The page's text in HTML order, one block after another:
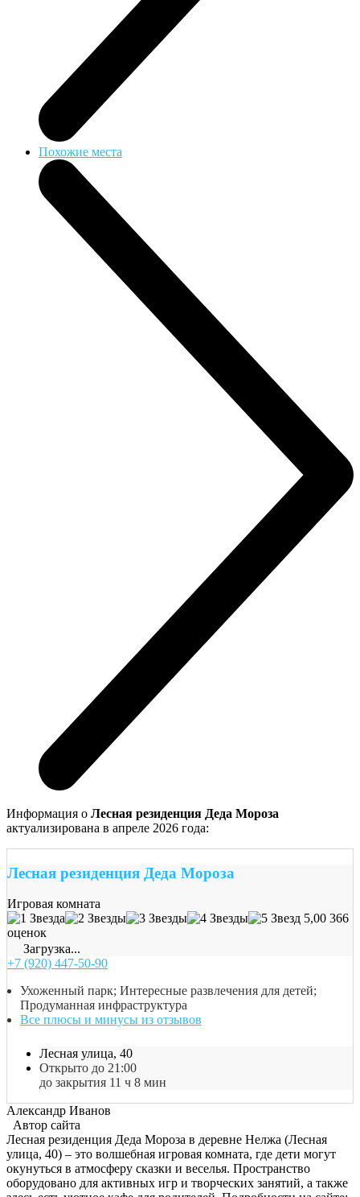
Похожие места
Информация о Лесная резиденция Деда Мороза
актуализирована в апреле 2026 года:
Лесная резиденция Деда Мороза
Игровая комната
5,00 366
оценок
Загрузка...
+7 (920) 447-50-90
Ухоженный парк; Интересные развлечения для детей;
Продуманная инфраструктура
Все плюсы и минусы из отзывов
Лесная улица, 40
Открыто до 21:00
до закрытия 11 ч 8 мин
Александр Иванов
Автор сайта
Лесная резиденция Деда Мороза в деревне Нелжа (Лесная
улица, 40) – это волшебная игровая комната, где дети могут
окунуться в атмосферу сказки и веселья. Пространство
оборудовано для активных игр и творческих занятий, а также